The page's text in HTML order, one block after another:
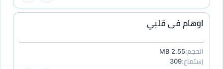
اوهام فى قلبي
الحجم:2.55 MB
إستماع:309